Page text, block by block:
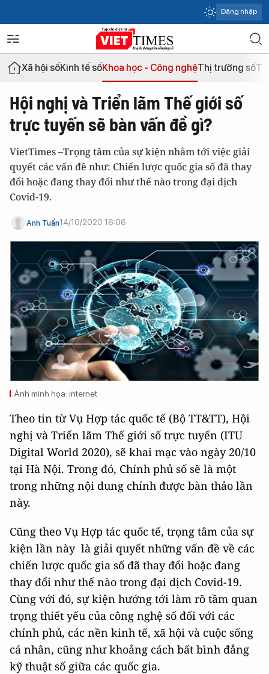
Đăng nhập
Xã hội sốKinh tế sốKhoa học - Công nghệThị trường số
Hội nghị và Triển lãm Thế giới số
trực tuyến sẽ bàn vấn đề gì?
VietTimes –Trọng tâm của sự kiện nhằm tới việc giải
quyết các vấn đề như: Chiến lược quốc gia số đã thay
đổi hoặc đang thay đổi như thế nào trong đại dịch
Covid-19.
Anh Tuấn14/10/2020 16:06
Ảnh minh họa: internet
Theo tin từ Vụ Hợp tác quốc tế (Bộ TT&TT), Hội
nghị và Triển lãm Thế giới số trực tuyến (ITU
Digital World 2020), sẽ khai mạc vào ngày 20/10
tại Hà Nội. Trong đó, Chính phủ số sẽ là một
trong những nội dung chính được bàn thảo lần
này.
Cũng theo Vụ Hợp tác quốc tế, trọng tâm của sự
kiện lần này là giải quyết những vấn đề về các
chiến lược quốc gia số đã thay đổi hoặc đang
thay đổi như thế nào trong đại dịch Covid-19.
Cùng với đó, sự kiện hướng tới làm rõ tầm quan
trọng thiết yếu của công nghệ số đối với các
chính phủ, các nền kinh tế, xã hội và cuộc sống
cá nhân, cũng như khoảng cách bất bình đẳng
kỹ thuật số giữa các quốc gia.